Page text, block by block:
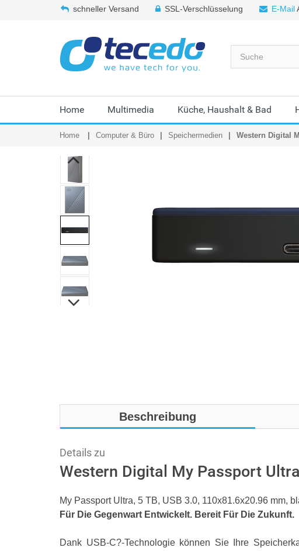
schneller Versand SSL-Verschlüsselung E-Mail
Home Multimedia Küche, Haushalt & Bad
Home Computer & Büro Speichermedien Western Digital
Beschreibung
Details zu
Western Digital My Passport
My Passport Ultra, 5 TB, USB 3.0, 110x81.6x20.96 mm,
Für Die Gegenwart Entwickelt. Bereit Für Die Zukunft.
Dank USB-C?-Technologie können Sie Ihre